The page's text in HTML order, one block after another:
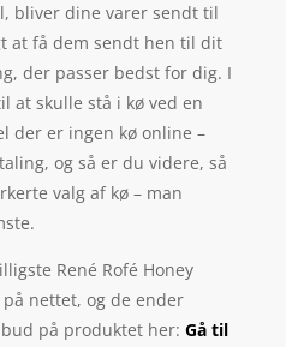
bliver dine varer sendt til
at få dem sendt hen til dit
der passer bedst for dig. I
at skulle stå i kø ved en
der er ingen kø online –
og så er du videre, så
valg af kø – man
René Rofé Honey
på nettet, og de ender
på produktet her: Gå til